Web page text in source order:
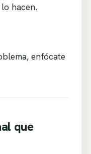
hacen.
enfócate
que